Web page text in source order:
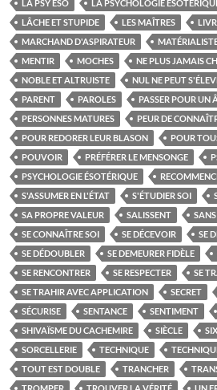
LA PSY ÉSO LA PSYCHOLOGIE
LÂCHE ET STUPIDE
LES MAÎTRES
MARCHAND D'ASPIRATEUR
MENTIR
MOCHES
NE PLUS JAMAIS
NOBLE ET ALTRUISTE
NUL NE PEUT
PARENT
PAROLES PASSER POUR UN
PERSONNES MATURES
PEUR DE
POUR REDORER LEUR BLASON
POUR
POUVOIR
PRÉFÉRER LE MENSONGE
PSYCHOLOGIE ÉSOTÉRIQUE
S'ASSUMER EN L'ÉTAT
S'ÉTUDIER SOI
SA PROPRE VALEUR
SALISSENT
SE CONNAÎTRE SOI
SE DÉCEVOIR
SE
SE DÉDOUBLER
SE DEMEURER FIDÈLE
SE RENCONTRER
SE RESPECTER
SE
SE TRAHIR AVEC APPLICATION
SECRET
SÉCURISE
SENTANCE SENTIMENT
SHIVAÏSME DU CACHEMIRE
SIÈCLE
SORCELLERIE
TECHNIQUE
TOUT EST DOUBLE
TRANCHER
TROMPER
TROUVER LA VÉRITÉ
UN